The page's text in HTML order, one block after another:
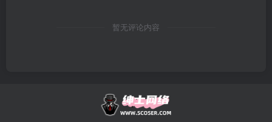
暂无评论内容